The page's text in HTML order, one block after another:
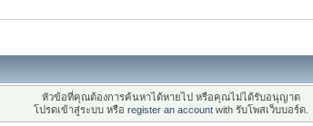
หัวข้อที่คุณต้องการค้นหาได้หายไป หรือคุณไม่ได้รับอนุญาต
โปรดเข้าสู่ระบบ หรือ register an account with รับโพสเว็บบอร์ด.